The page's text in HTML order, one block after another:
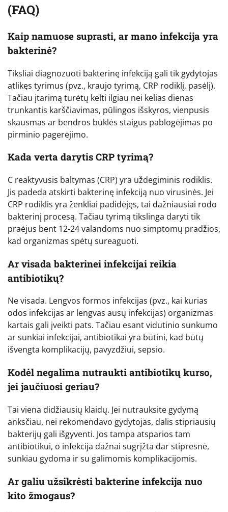
(FAQ)
Kaip namuose suprasti, ar mano infekcija yra
bakterinė?
Tiksliai diagnozuoti bakterinę infekciją gali tik gydytojas
atlikęs tyrimus (pvz., kraujo tyrimą, CRP rodiklį, pasėlį).
Tačiau įtarimą turėtų kelti ilgiau nei kelias dienas
trunkantis karščiavimas, pūlingos išskyros, vienpusis
skausmas ar bendros būklės staigus pablogėjimas po
pirminio pagerėjimo.
Kada verta darytis CRP tyrimą?
C reaktyvusis baltymas (CRP) yra uždegiminis rodiklis.
Jis padeda atskirti bakterinę infekciją nuo virusinės. Jei
CRP rodiklis yra ženkliai padidėjęs, tai dažniausiai rodo
bakterinį procesą. Tačiau tyrimą tikslinga daryti tik
praėjus bent 12-24 valandoms nuo simptomų pradžios,
kad organizmas spėtų sureaguoti.
Ar visada bakterinei infekcijai reikia
antibiotikų?
Ne visada. Lengvos formos infekcijas (pvz., kai kurias
odos infekcijas ar lengvas ausų infekcijas) organizmas
kartais gali įveikti pats. Tačiau esant vidutinio sunkumo
ar sunkiai infekcijai, antibiotikai yra būtini, kad būtų
išvengta komplikacijų, pavyzdžiui, sepsio.
Kodėl negalima nutraukti antibiotikų kurso,
jei jaučiuosi geriau?
Tai viena didžiausių klaidų. Jei nutrauksite gydymą
anksčiau, nei rekomendavo gydytojas, dalis stipriausių
bakterijų gali išgyventi. Jos tampa atsparios tam
antibiotikui, o infekcija dažnai sugrįžta dar stipresnė,
sunkiau gydoma ir su galimomis komplikacijomis.
Ar galiu užsikrėsti bakterine infekcija nuo
kito žmogaus?